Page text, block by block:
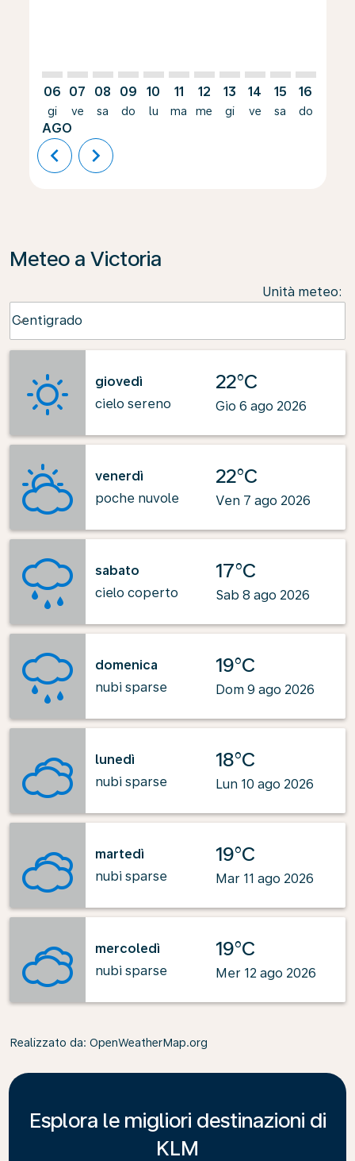
06
gi
AGO
07
ve
08
sa
09
do
10
lu
11
ma
12
me
13
gi
14
ve
15
sa
16
do
chevron_left chevron_right
Meteo a Victoria
Unità meteo:
Centigrado
keyboard_arrow_down
giovedì
cielo sereno
22°C
Gio 6 ago 2026
venerdì
poche nuvole
22°C
Ven 7 ago 2026
sabato
cielo coperto
17°C
Sab 8 ago 2026
domenica
nubi sparse
19°C
Dom 9 ago 2026
lunedì
nubi sparse
18°C
Lun 10 ago 2026
martedì
nubi sparse
19°C
Mar 11 ago 2026
mercoledì
nubi sparse
19°C
Mer 12 ago 2026
Realizzato da: OpenWeatherMap.org
Esplora le migliori destinazioni di
KLM